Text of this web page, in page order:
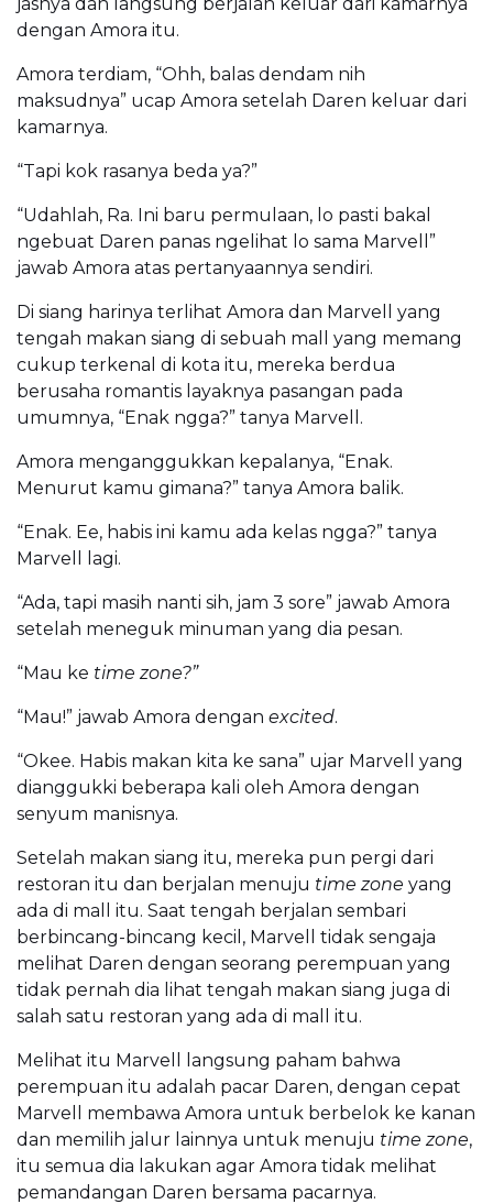
dengan Amora itu.
Amora terdiam, “Ohh, balas dendam nih
maksudnya” ucap Amora setelah Daren keluar dari
kamarnya.
“Tapi kok rasanya beda ya?”
“Udahlah, Ra. Ini baru permulaan, lo pasti bakal
ngebuat Daren panas ngelihat lo sama Marvell”
jawab Amora atas pertanyaannya sendiri.
Di siang harinya terlihat Amora dan Marvell yang
tengah makan siang di sebuah mall yang memang
cukup terkenal di kota itu, mereka berdua
berusaha romantis layaknya pasangan pada
umumnya, “Enak ngga?” tanya Marvell.
Amora menganggukkan kepalanya, “Enak.
Menurut kamu gimana?” tanya Amora balik.
“Enak. Ee, habis ini kamu ada kelas ngga?” tanya
Marvell lagi.
“Ada, tapi masih nanti sih, jam 3 sore” jawab Amora
setelah meneguk minuman yang dia pesan.
“Mau ke time zone?”
“Mau!” jawab Amora dengan excited.
“Okee. Habis makan kita ke sana” ujar Marvell yang
dianggukki beberapa kali oleh Amora dengan
senyum manisnya.
Setelah makan siang itu, mereka pun pergi dari
restoran itu dan berjalan menuju time zone yang
ada di mall itu. Saat tengah berjalan sembari
berbincang-bincang kecil, Marvell tidak sengaja
melihat Daren dengan seorang perempuan yang
tidak pernah dia lihat tengah makan siang juga di
salah satu restoran yang ada di mall itu.
Melihat itu Marvell langsung paham bahwa
perempuan itu adalah pacar Daren, dengan cepat
Marvell membawa Amora untuk berbelok ke kanan
dan memilih jalur lainnya untuk menuju time zone,
itu semua dia lakukan agar Amora tidak melihat
pemandangan Daren bersama pacarnya.